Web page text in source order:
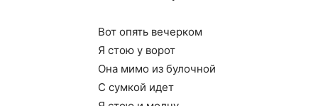
Вот опять вечерком
Я стою у ворот
Она мимо из булочной
С сумкой идет